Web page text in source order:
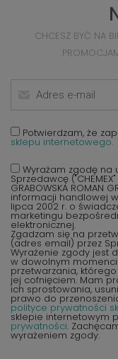
CHCESZ BYĆ NA
Potwierdzam, że
sklepu internetowego.
Wyrażam zgodę
Sprzedawcę ("CHEMEX"
GRABOWSKA ROMAN
informacji handlowej
lipca 2002 r. o
marketingu
elektronicznej.
Zgadzam się na
(adres email) przez
Wyrażenie zgody jest
w dowolnym
przetwarzania,
jej cofnięciem. Mam
ich sprostowania,
prawo do
polityce prywatności
sklepie internetowym
prywatności.
wyrażeniem zgody.